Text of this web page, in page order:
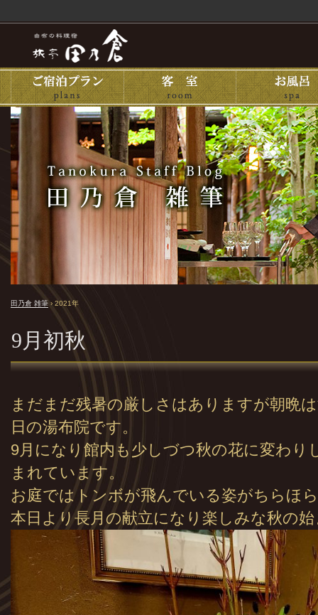
田乃倉 雑筆 › 2021年
9月初秋
まだまだ残暑の厳しさはありますが朝晩
日の湯布院です。
9月になり館内も少しづつ秋の花に変わり
まれています。
お庭ではトンボが飛んでいる姿がちらほ
本日より長月の献立になり楽しみな秋の